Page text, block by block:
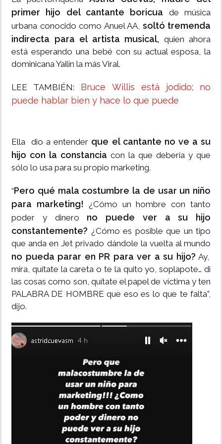
primer hijo del cantante boricua de música
urbana conocido como Anuel AA, soltó tremenda
indirecta para el artista musical, quien ahora
está esperando una bebé con su actual esposa, la
dominicana Yailin la más Viral.
LEE TAMBIÉN: Bruce Willis está jodido; no
puede hablar bien y hace lo que puede
Ella dio a entender que el cantante no ve a su
hijo con la constancia con la que debería y que
sólo lo usa para su propio marketing.
“Pero qué mala costumbre la de usar un niño
para marketing! ¿Cómo un hombre con tanto
poder y dinero no puede ver a su hijo
constantemente? ¿Cómo es posible que un tipo
que anda en Jet privado dándole la vuelta al mundo
no pueda parar en PR para ver a su hijo? Ay,
mira, quítate la careta o te la quito yo, soplapote… di
las cosas como son, quítate el papel de víctima y ten
PALABRA DE HOMBRE que eso es lo que te falta”,
dijo.